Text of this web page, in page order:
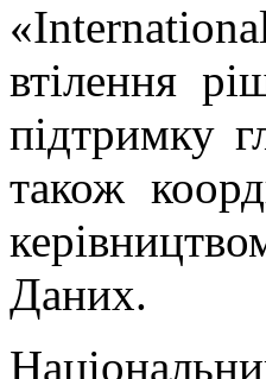
втілення
підтримку
також
Даних.